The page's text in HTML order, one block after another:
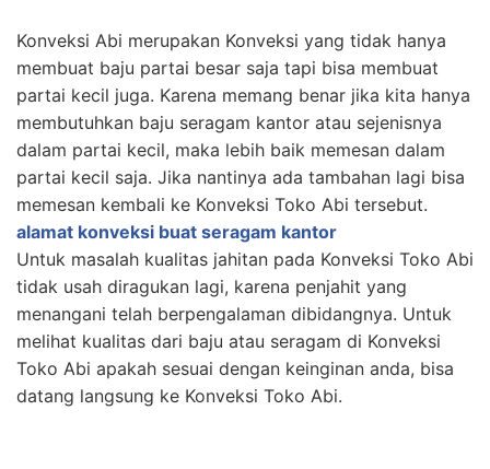
Konveksi Abi merupakan Konveksi yang tidak hanya
membuat baju partai besar saja tapi bisa membuat
partai kecil juga. Karena memang benar jika kita hanya
membutuhkan baju seragam kantor atau sejenisnya
dalam partai kecil, maka lebih baik memesan dalam
partai kecil saja. Jika nantinya ada tambahan lagi bisa
memesan kembali ke Konveksi Toko Abi tersebut.
alamat konveksi buat seragam kantor
Untuk masalah kualitas jahitan pada Konveksi Toko Abi
tidak usah diragukan lagi, karena penjahit yang
menangani telah berpengalaman dibidangnya. Untuk
melihat kualitas dari baju atau seragam di Konveksi
Toko Abi apakah sesuai dengan keinginan anda, bisa
datang langsung ke Konveksi Toko Abi.